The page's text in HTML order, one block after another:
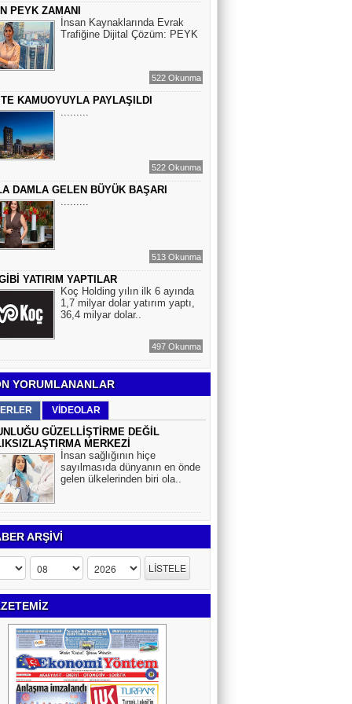
BİR ROMAN DAHA
EMİR EMİRHANOĞLU
BAYRAMDA ARA VERİN
MACİT SOYDAN
PEYK ZAMANI
İnsan Kaynaklarında Evrak
Trafiğine Dijital Çözüm: PEYK
522 Okunma
KAMUOYUYLA PAYLAŞILDI
.........
522 Okunma
DAMLA GELEN BÜYÜK BAŞARI
.........
513 Okunma
YATIRIM YAPTILAR
Koç Holding yılın ilk 6 ayında
1,7 milyar dolar yatırım yaptı,
36,4 milyar dolar..
497 Okunma
YORUMLANANLAR
VİDEOLAR
GÜZELLİŞTİRME DEĞİL
MERKEZİ
İnsan sağlığının hiçe
sayılmasıda dünyanın en önde
gelen ülkelerinden biri ola..
ARŞİVİ